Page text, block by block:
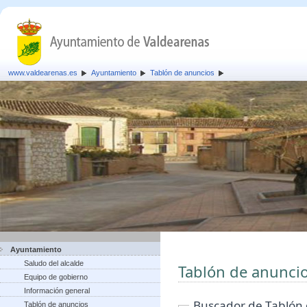
www.valdearenas.es Ayuntamiento Tablón de anuncios
Ayuntamiento
Saludo del alcalde
Equipo de gobierno
Información general
Tablón de anuncios
Tablón de